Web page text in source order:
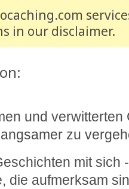
in our disclaimer.
und verwitterten
zu
mit sich
die aufmerksam